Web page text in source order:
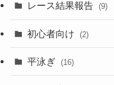
レース結果報告 (9)
初心者向け (2)
平泳ぎ (16)